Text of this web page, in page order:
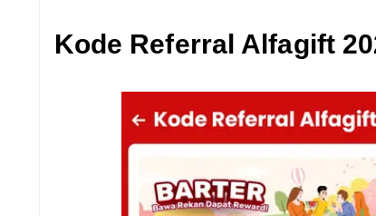
Kode Referral Alfagift